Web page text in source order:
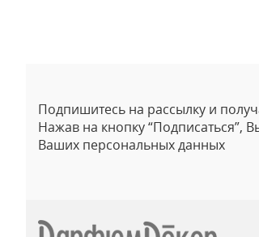
Подпишитесь на рассылку и
Нажав на кнопку “Подписаться”,
Ваших персональных данных